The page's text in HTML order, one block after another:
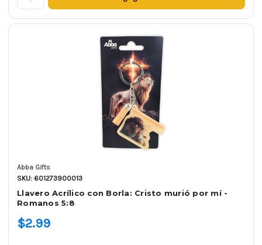
Abba Gifts
SKU: 601273900013
Llavero Acrílico con Borla: Cristo murió por mí -
Romanos 5:8
$2.99